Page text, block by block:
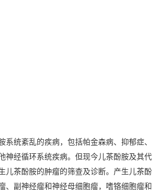
系统紊乱的疾病，包括帕金森病、抑郁症
神经循环系统疾病。但现今儿茶酚胺及其
儿茶酚胺的肿瘤的筛查及诊断。产生儿茶
、副神经瘤和神经母细胞瘤，嗜铬细胞瘤